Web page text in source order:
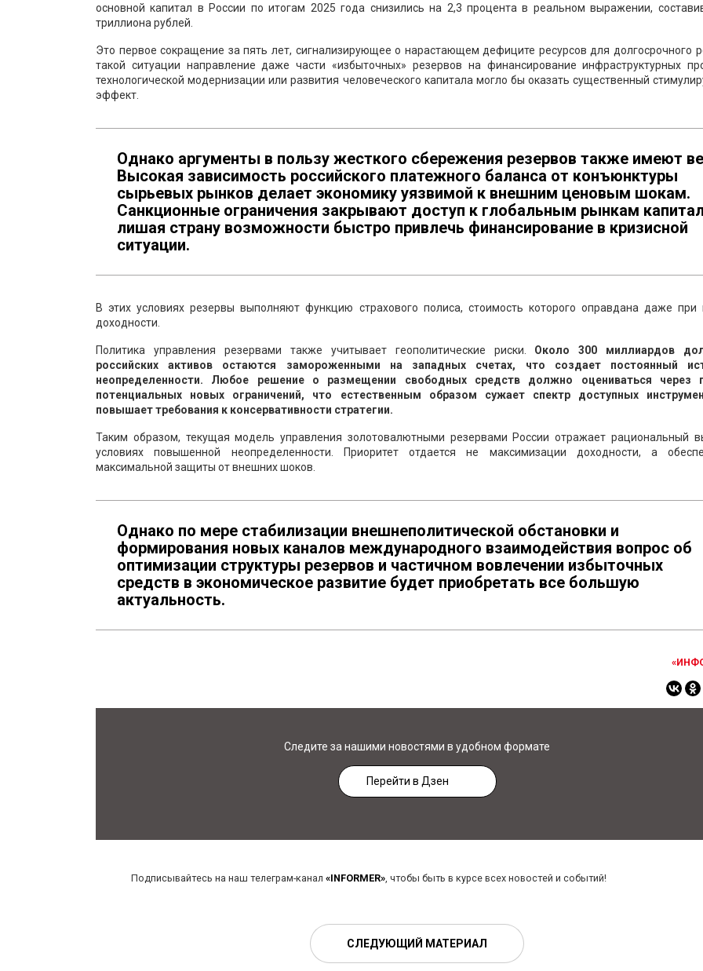
основной капитал в России по итогам 2025 года снизились на 2,3 процента в реальном выражении,
триллиона рублей.
Это первое сокращение за пять лет, сигнализирующее о нарастающем дефиците ресурсов для долгосрочного
такой ситуации направление даже части «избыточных» резервов на финансирование инфраструктурных
технологической модернизации или развития человеческого капитала могло бы оказать существенный
эффект.
Однако аргументы в пользу жесткого сбережения резервов также имеют
Высокая зависимость российского платежного баланса от конъюнктуры
сырьевых рынков делает экономику уязвимой к внешним ценовым шокам.
Санкционные ограничения закрывают доступ к глобальным рынкам
лишая страну возможности быстро привлечь финансирование в кризисной
ситуации.
В этих условиях резервы выполняют функцию страхового полиса, стоимость которого оправдана даже при
доходности.
Политика управления резервами также учитывает геополитические риски. Около 300 миллиардов
российских активов остаются замороженными на западных счетах, что создает постоянный
неопределенности. Любое решение о размещении свободных средств должно оцениваться через
потенциальных новых ограничений, что естественным образом сужает спектр доступных
повышает требования к консервативности стратегии.
Таким образом, текущая модель управления золотовалютными резервами России отражает рациональный
условиях повышенной неопределенности. Приоритет отдается не максимизации доходности, а
максимальной защиты от внешних шоков.
Однако по мере стабилизации внешнеполитической обстановки и
формирования новых каналов международного взаимодействия вопрос об
оптимизации структуры резервов и частичном вовлечении избыточных
средств в экономическое развитие будет приобретать все большую
актуальность.
Следите за нашими новостями в удобном формате
Перейти в Дзен
Подписывайтесь на наш телеграм-канал «INFORMER», чтобы быть в курсе всех новостей и событий!
СЛЕДУЮЩИЙ МАТЕРИАЛ